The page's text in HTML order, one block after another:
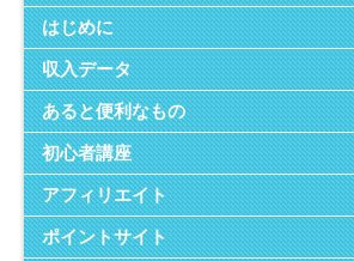
はじめに
収入データ
あると便利なもの
初心者講座
アフィリエイト
ポイントサイト